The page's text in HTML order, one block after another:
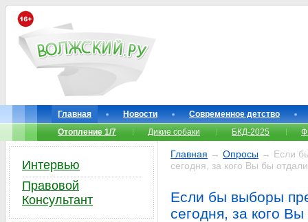
Главная Новости
Современное детство
Отопление 1/7
Дикие собаки БКД-2025
Главная → Опросы → Если
сегодня, за кого Вы бы
Если бы выборы
сегодня, за кого
Интервью
Правовой
Консультант